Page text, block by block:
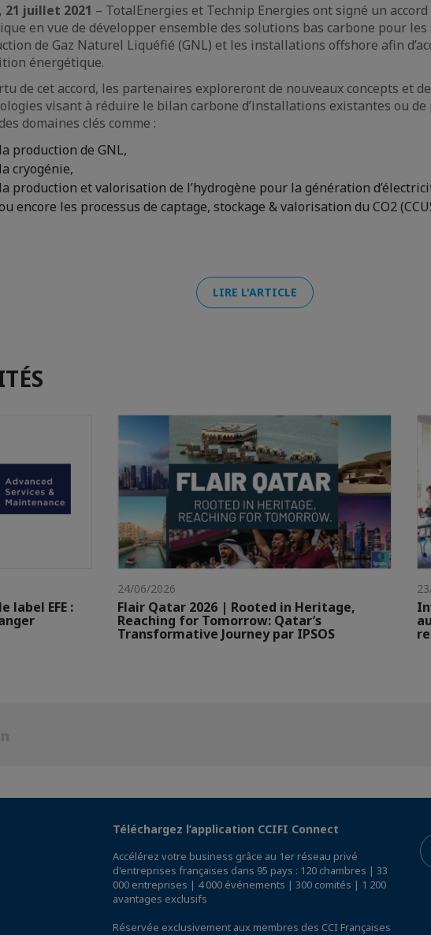
21 juillet 2021 – TotalEnergies et Technip Energies ont signé un
en vue de développer ensemble des solutions bas carbone pour les
de Gaz Naturel Liquéfié (GNL) et les installations offshore afin
énergétique.
de cet accord, les partenaires exploreront de nouveaux concepts et
visant à réduire le bilan carbone d’installations existantes ou
domaines clés comme :
la production de GNL,
la cryogénie,
la production et valorisation de l’hydrogène pour la génération
encore les processus de captage, stockage & valorisation du CO2
LIRE L'ARTICLE
label EFE :
24/06/2026
Flair Qatar 2026 | Rooted in Heritage,
Reaching for Tomorrow: Qatar’s
Transformative Journey par IPSOS
Téléchargez l’application CCIFI Connect
Accélérez votre business grâce au 1er réseau privé
d'entreprises françaises dans 95 pays : 120 chambres | 33
000 entreprises | 4 000 événements | 300 comités | 1 200
avantages exclusifs
Réservée exclusivement aux membres des CCI Françaises